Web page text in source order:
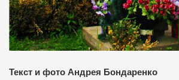
Текст и фото Андрея Бондаренко